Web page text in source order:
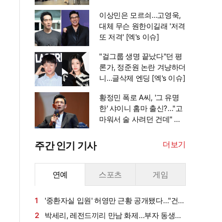
이상민은 모르쇠…고영욱,
대체 무슨 원한이길래 '저격
또 저격' [엑's 이슈]
"걸그룹 생명 끝났다"던 평
론가, 정준원 논란 겨냥하더
니…글삭제 엔딩 [엑's 이슈]
황정민 폭로 A씨, '그 유명
한' 샤이니 홈마 출신?…"고
마워서 술 사려던 건데" 침
주간 인기 기사 더보기
연예 스포츠 게임
1
'중환자실 입원' 허영만 근황 공개됐다…"건강
회복 위해 노력 중" [엑's 이슈]
2 박세리, 레전드끼리 만남 화제…부자 동생에